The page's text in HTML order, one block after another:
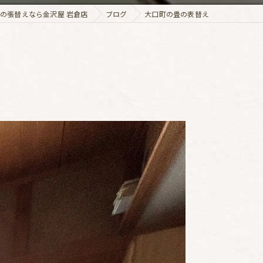
張替えなら金沢屋 岩倉店 ブログ 大口町の畳の表替え